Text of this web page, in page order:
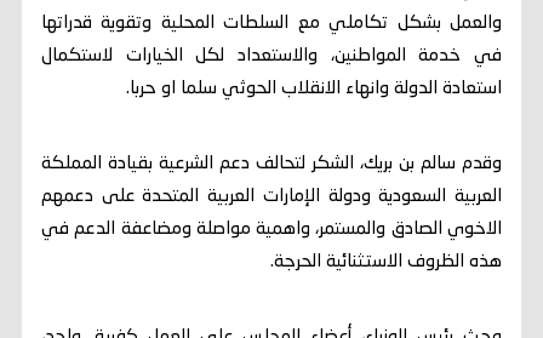
والعمل بشكل تكاملي مع السلطات المحلية وتقوية قدراتها
في خدمة المواطنين، والاستعداد لكل الخيارات لاستكمال
استعادة الدولة وانهاء الانقلاب الحوثي سلما او حربا.
وقدم سالم بن بريك، الشكر لتحالف دعم الشرعية بقيادة المملكة
العربية السعودية ودولة الإمارات العربية المتحدة على دعمهم
الاخوي الصادق والمستمر، واهمية مواصلة ومضاعفة الدعم في
هذه الظروف الاستثنائية الحرجة.